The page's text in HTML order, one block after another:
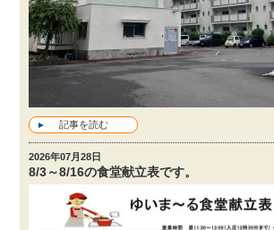
記事を読む
2026年07月28日
8/3～8/16の食堂献立表です。